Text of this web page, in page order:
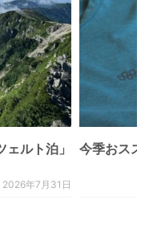
ルト泊」
2026年7月31日
今季おスス